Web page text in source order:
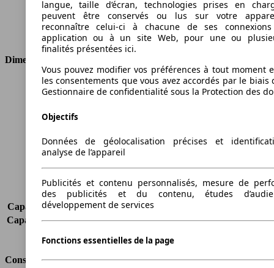
Cylindres
4
Transmission
Boîte manuelle
Type de traction
Traction avant
Dimensions
Longueur
4408 mm
Largeur
Poids maximum
2200 kg
Charge maximale
Portes
5
Sièges
5
Charge sur toit
-
Capacité de remorquage (sans freins)
Capacité de remorquage (avec freins) 1400 kg
Consommation
langue, taille d’écran, technologies prises en
peuvent être conservés ou lus sur votre
reconnaître celui-ci à chacune de ses
application ou à un site Web, pour une ou
finalités présentées ici.
Vous pouvez modifier vos préférences à tout moment
les consentements que vous avez accordés par le biais
Gestionnaire de confidentialité sous la Protection des
Objectifs
Données de géolocalisation précises et
analyse de l’appareil
Publicités et contenu personnalisés, mesure de
des publicités et du contenu, études
développement de services
Fonctions essentielles de la page